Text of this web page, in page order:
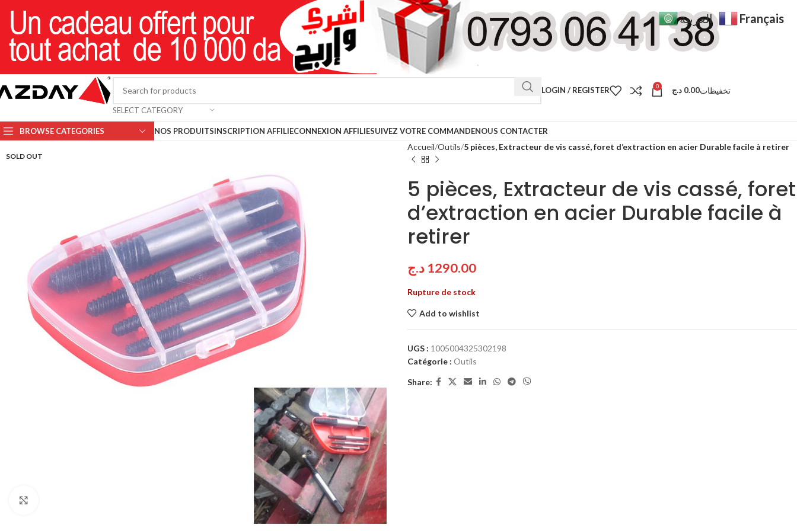
SELECT CATEGORY
LOGIN / REGISTER 0 0.00 د.ج تخفيظات
BROWSE CATEGORIES NOS PRODUITSINSCRIPTION AFFILIECONNEXION AFFILIESUIVEZ VOTRE COMMANDENOUS CONTACTER
SOLD OUT
Accueil Outils 5 pièces, Extracteur de vis cassé, foret d’extraction en acier Durable facile à retirer
5 pièces, Extracteur de vis cassé, foret
d’extraction en acier Durable facile à
retirer
1290.00 د.ج
Rupture de stock
Add to wishlist
UGS : 1005004325302198
Catégorie : Outils
Share:
العربية Français